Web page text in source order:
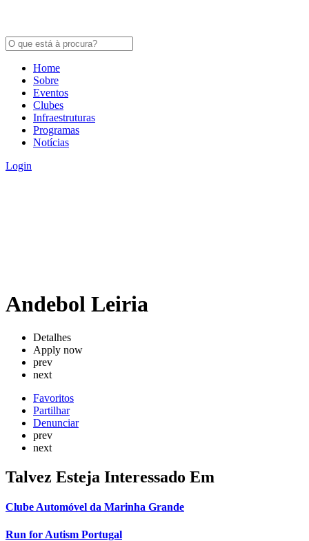
Home
Sobre
Eventos
Clubes
Infraestruturas
Programas
Notícias
Login
Andebol Leiria
Detalhes
Apply now
prev
next
Favoritos
Partilhar
Denunciar
prev
next
Talvez Esteja Interessado Em
Clube Automóvel da Marinha Grande
Run for Autism Portugal